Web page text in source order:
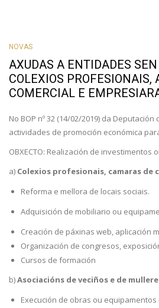
NOVAS
AXUDAS A ENTIDADES
COLEXIOS
COMERCIAL E
No BOP nº 32 (14/02/2019) da
actividades de promoción económica
OBXECTO: Realización de
a) Colexios profesionais, camaras de
Reforma e mellora de locais sociais.
Adquisición de mobiliario ou
Creación de páxinas web, aplicación
Organización de congresos,
Cursos de formación
b)Asociacións de veciños e de
Execución de obras ou